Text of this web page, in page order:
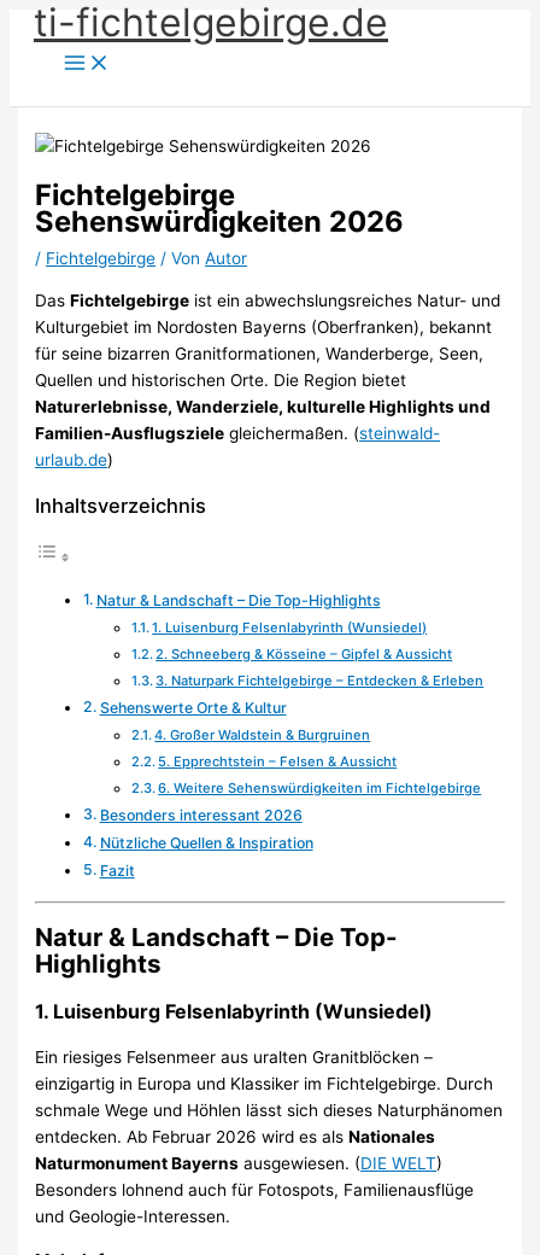
Zum
Inhalt
springen
ti-fichtelgebirge.de
Fichtelgebirge
Sehenswürdigkeiten 2026
/ Fichtelgebirge / VonAutor
DasFichtelgebirge ist ein abwechslungsreiches Natur- und
Kulturgebiet im Nordosten Bayerns (Oberfranken), bekannt
für seine bizarren Granitformationen, Wanderberge, Seen,
Quellen und historischen Orte. Die Region bietet
Naturerlebnisse, Wanderziele, kulturelle Highlights und
Familien-Ausflugsziele gleichermaßen. (steinwald-
urlaub.de)
Inhaltsverzeichnis
Natur & Landschaft – Die Top-Highlights
1. Luisenburg Felsenlabyrinth (Wunsiedel)
2. Schneeberg & Kösseine – Gipfel & Aussicht
3. Naturpark Fichtelgebirge – Entdecken & Erleben
Sehenswerte Orte & Kultur
4. Großer Waldstein & Burgruinen
5. Epprechtstein – Felsen & Aussicht
6. Weitere Sehenswürdigkeiten im Fichtelgebirge
Besonders interessant 2026
Nützliche Quellen & Inspiration
Fazit
Natur & Landschaft – Die Top-
Highlights
1. Luisenburg Felsenlabyrinth (Wunsiedel)
Ein riesiges Felsenmeer aus uralten Granitblöcken –
einzigartig in Europa und Klassiker im Fichtelgebirge. Durch
schmale Wege und Höhlen lässt sich dieses Naturphänomen
entdecken. Ab Februar 2026 wird es alsNationales
Naturmonument Bayerns ausgewiesen. (DIE WELT)
Besonders lohnend auch für Fotospots, Familienausflüge
und Geologie-Interessen.